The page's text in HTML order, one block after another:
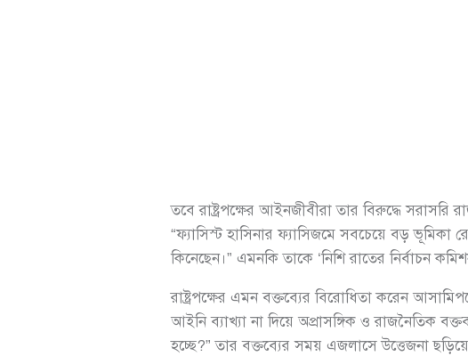
তবে রাষ্ট্রপক্ষের আইনজীবীরা তার বিরুদ্ধে
“ফ্যাসিস্ট হাসিনার ফ্যাসিজমে সবচেয়ে বড় ভূমিকা
কিনেছেন।” এমনকি তাকে ‘নিশি রাতের নির্বাচন
রাষ্ট্রপক্ষের এমন বক্তব্যের বিরোধিতা করেন
আইনি ব্যাখ্যা না দিয়ে অপ্রাসঙ্গিক ও রাজনৈতিক
হচ্ছে?” তার বক্তব্যের সময় এজলাসে উত্তেজনা